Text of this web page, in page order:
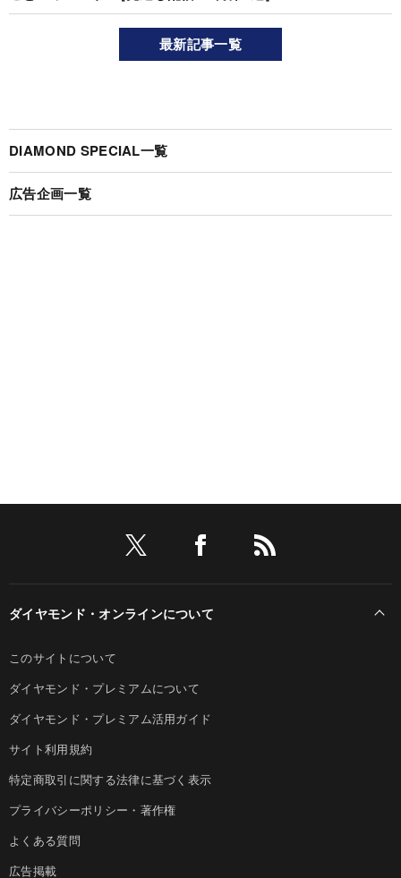
最新記事一覧
DIAMOND SPECIAL一覧
広告企画一覧
ダイヤモンド・オンラインについて
このサイトについて
ダイヤモンド・プレミアムについて
ダイヤモンド・プレミアム活用ガイド
サイト利用規約
特定商取引に関する法律に基づく表示
プライバシーポリシー・著作権
よくある質問
広告掲載